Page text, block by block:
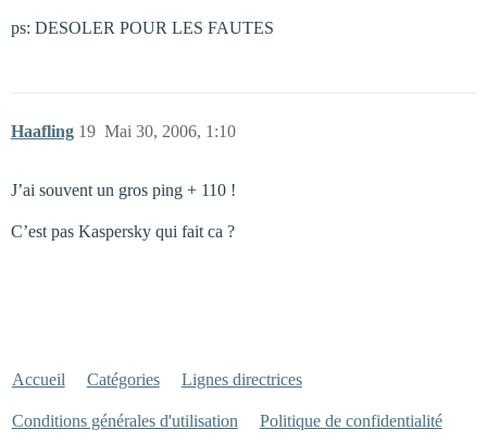
ps: DESOLER POUR LES FAUTES
Haafling Mai 30, 2006, 1:10
19
J’ai souvent un gros ping + 110 !
C’est pas Kaspersky qui fait ca ?
Accueil Catégories Lignes directrices
Conditions générales d'utilisation Politique de confidentialité